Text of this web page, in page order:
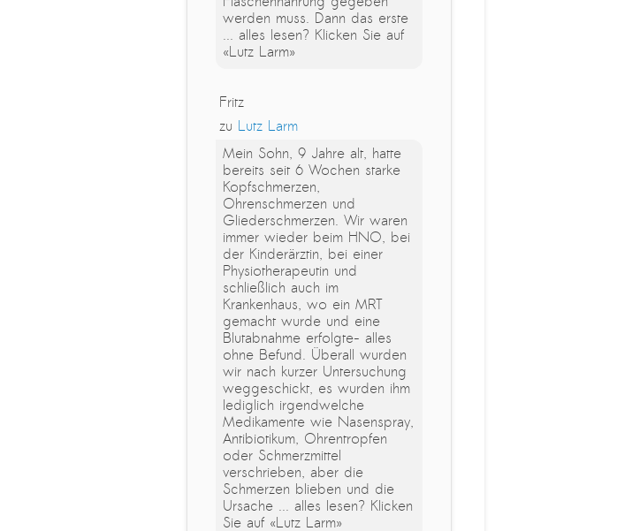
werden muss. Dann das erste
... alles lesen? Klicken Sie auf
«Lutz Larm»
Fritz
zu Lutz Larm
Mein Sohn, 9 Jahre alt, hatte
bereits seit 6 Wochen starke
Kopfschmerzen,
Ohrenschmerzen und
Gliederschmerzen. Wir waren
immer wieder beim HNO, bei
der Kinderärztin, bei einer
Physiotherapeutin und
schließlich auch im
Krankenhaus, wo ein MRT
gemacht wurde und eine
Blutabnahme erfolgte- alles
ohne Befund. Überall wurden
wir nach kurzer Untersuchung
weggeschickt, es wurden ihm
lediglich irgendwelche
Medikamente wie Nasenspray,
Antibiotikum, Ohrentropfen
oder Schmerzmittel
verschrieben, aber die
Schmerzen blieben und die
Ursache ... alles lesen? Klicken
Sie auf «Lutz Larm»